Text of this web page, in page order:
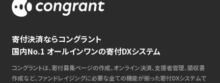
寄付決済ならコングラント
国内No.1 オールインワンの寄付DXシステム
コングラントは、寄付募集ページの作成、オンライン決済、支援者管理、領収書
作成など、ファンドレイジングに必要な全ての機能が揃った寄付DXシステムで